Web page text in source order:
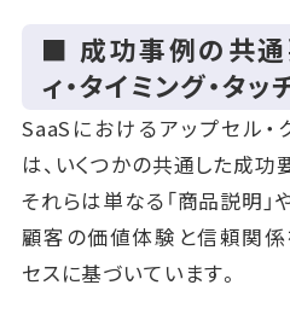
■ 成功事例の共通
ィ・タイミング・タッ
SaaSにおけるアップセル
は、いくつかの共通した成功
それらは単なる「商品説明」
顧客の価値体験と信頼関
セスに基づいています。